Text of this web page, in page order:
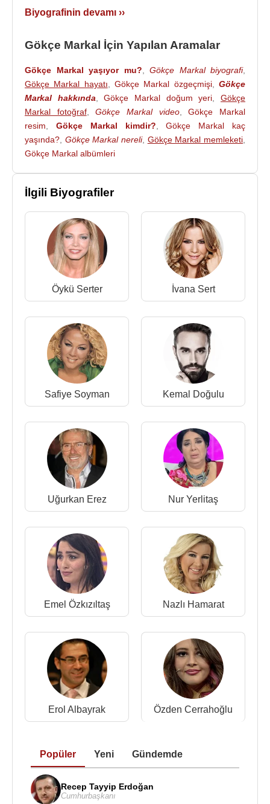
Biyografinin devamı ››
Gökçe Markal İçin Yapılan Aramalar
Gökçe Markal yaşıyor mu? Gökçe Markal biyografi,
Gökçe Markal hayatı ,Gökçe Markal özgeçmişi,Gökçe
Markal hakkında ,Gökçe Markal doğum yeri ,Gökçe
Markal fotoğraf,Gökçe Markal video,Gökçe Markal
resim
Gökçe Markal kimdir? ,Gökçe Markal kaç
yaşında? Gökçe Markal nereli, Gökçe Markal memleketi
Gökçe Markal albümleri
İlgili Biyografiler
Öykü Serter İvana Sert
Safiye Soyman Kemal Doğulu
Uğurkan Erez Nur Yerlitaş
Emel Özkızıltaş Nazlı Hamarat
Erol Albayrak Özden Cerrahoğlu
Popüler Yeni Gündemde
Recep Tayyip Erdoğan
Cumhurbaşkanı